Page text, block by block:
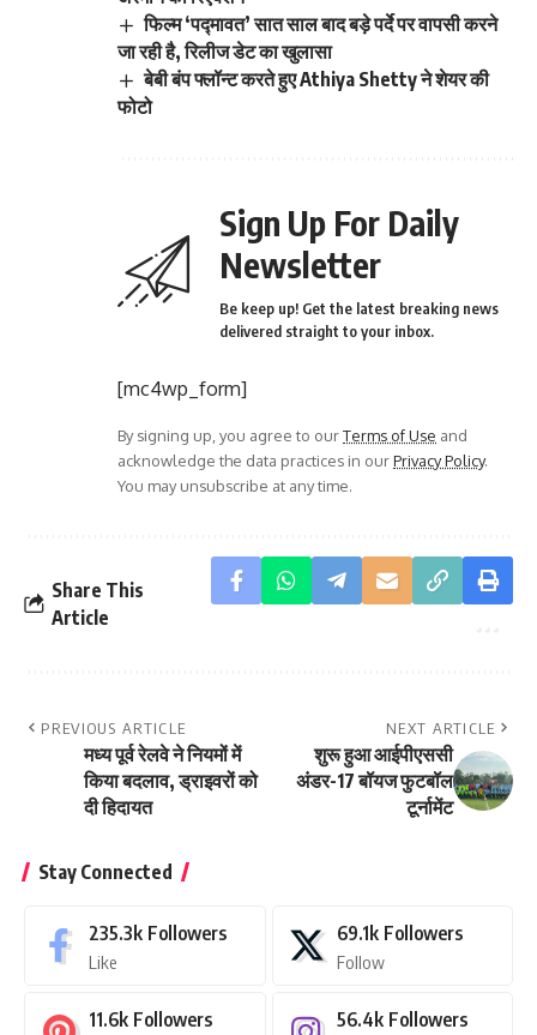
फिल्म ‘पद्मावत’ सात साल बाद बड़े पर्दे पर वापसी करने
जा रही है, रिलीज डेट का खुलासा
बेबी बंप फ्लॉन्ट करते हुए Athiya Shetty ने शेयर की
फोटो
Sign Up For Daily
Newsletter
Be keep up! Get the latest breaking news
delivered straight to your inbox.
[mc4wp_form]
By signing up, you agree to ourTerms of Use and
acknowledge the data practices in ourPrivacy Policy.
You may unsubscribe at any time.
Share This
Article
PREVIOUS ARTICLE
मध्य पूर्व रेलवे ने नियमों में
किया बदलाव, ड्राइवरों को
दी हिदायत
NEXT ARTICLE
शुरू हुआ आईपीएससी
अंडर-17 बॉयज फुटबॉल
टूर्नामेंट
Stay Connected
235.3k Followers
Like
69.1k Followers
Follow
11.6k Followers 56.4k Followers